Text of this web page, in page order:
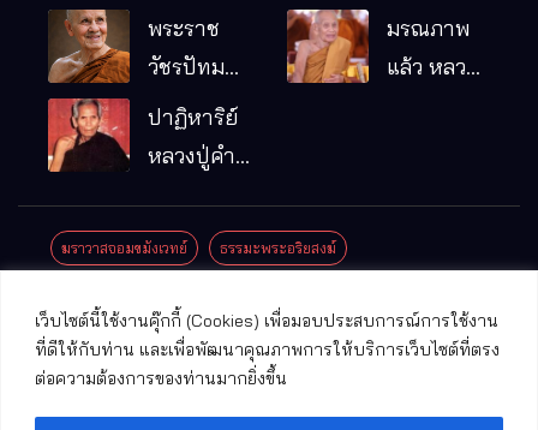
เว็บไซต์นี้ใช้งานคุ๊กกี้ (Cookies) เพื่อมอบประสบการณ์การใช้งาน
ที่ดีให้กับท่าน และเพื่อพัฒนาคุณภาพการให้บริการเว็บไซต์ที่ตรง
ต่อความต้องการของท่านมากยิ่งขึ้น
พระอริยเจ้า
ผู้เป็นบิดา
รมฐาน
หมากอื๋อ
พระราช
วัชรปัทม
คุณ (หลวง
ปู่บัวเกตุ
แล้ว วัดป่า
อ.แม่ริม
จ.เชียงใหม่
มรณภาพ
แล้ว หลวง
ปาฏิหาริย์
หลวงปู่คำ
มณี
ฆราวาสจอมขมังเวทย์ ธรรมะพระอริยสงฆ์
ปาฏิหาริย์พระเครื่อง
พระพุทธรูปศักดิ์สิทธิ์ วัดที่สําคัญ